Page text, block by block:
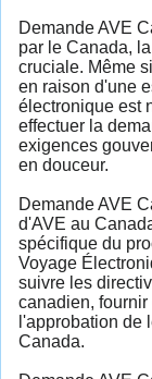
Demande AVE
par le Canada,
cruciale. Même
en raison d'une
électronique est
effectuer la
exigences
en douceur.
Demande AVE
d'AVE au
spécifique du
Voyage
suivre les
canadien,
l'approbation de
Canada.